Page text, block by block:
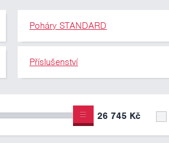
Poháry STANDARD
Příslušenství
26 745 Kč